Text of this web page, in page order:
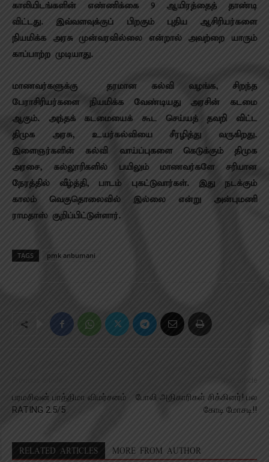
காலியிடங்களின் எண்ணிக்கை 9 ஆயிரத்தைத் தாண்டி
விட்டது. இவ்வளவுக்குப் பிறகும் புதிய ஆசிரியர்களை
நியமிக்க அரசு முன்வரவில்லை என்றால் அவற்றை யாரும்
காப்பாற்ற முடியாது.
மாணவர்களுக்கு தரமான கல்வி வழங்க, சிறந்த
பேராசிரியர்களை நியமிக்க வேண்டியது அரசின் கடமை
ஆகும். அந்தக் கடமையைக் கூட செய்யத் தவறி விட்ட
திமுக அரசு, உயர்கல்வியை சீரழித்து வருகிறது.
இளைஞர்களின் கல்வி வாய்ப்புகளை கெடுக்கும் திமுக
அரசை, கல்லூரிகளில் பயிலும் மாணவர்களே சரியான
நேரத்தில் வீழ்த்தி, பாடம் புகட்டுவார்கள். இது நடக்கும்
காலம் வெகுதொலைவில் இல்லை என்று அன்புமணி
ராமதாஸ் குறிப்பிட்டுள்ளார்.
TAGS pmk anbumani
பரமசிவன் பாத்திமா விமர்சனம்
RATING 2.5/5
போலி அதிகாரிகள் சிக்கினர்! பல
கோடி மோசடி!!
RELATED ARTICLES MORE FROM AUTHOR